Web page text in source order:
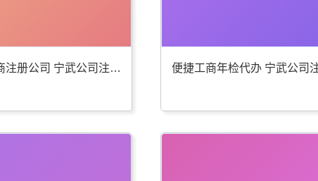
贴心工商注册公司 宁武公司注册服务好